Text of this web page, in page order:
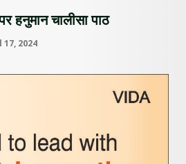
हनुमान चालीसा पाठ
2024